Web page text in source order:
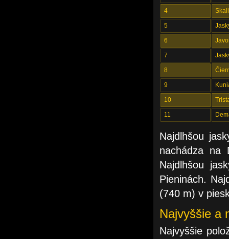
4
5
6
7
8
9
10
11
Najdlhšou
nachádza na
Najdlhšou
Pieninách.
(740 m) v
Najvyššie a
Najvyššie